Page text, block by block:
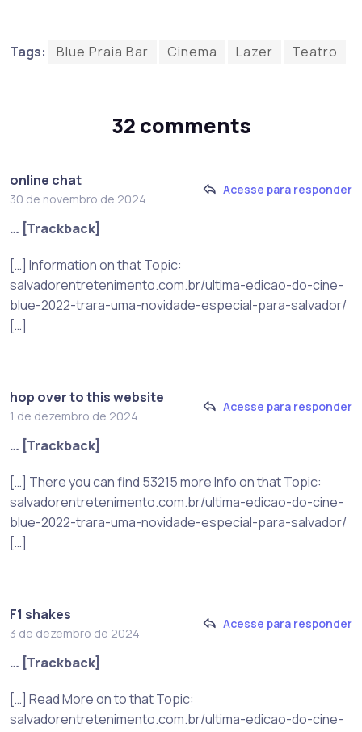
Tags: Blue Praia Bar Cinema Lazer Teatro
32 comments
online chat
30 de novembro de 2024
Acesse para responder
… [Trackback]
[…] Information on that Topic:
salvadorentretenimento.com.br/ultima-edicao-do-cine-
blue-2022-trara-uma-novidade-especial-para-salvador/
[…]
hop over to this website
1 de dezembro de 2024
Acesse para responder
… [Trackback]
[…] There you can find 53215 more Info on that Topic:
salvadorentretenimento.com.br/ultima-edicao-do-cine-
blue-2022-trara-uma-novidade-especial-para-salvador/
[…]
F1 shakes
3 de dezembro de 2024
Acesse para responder
… [Trackback]
[…] Read More on to that Topic:
salvadorentretenimento.com.br/ultima-edicao-do-cine-